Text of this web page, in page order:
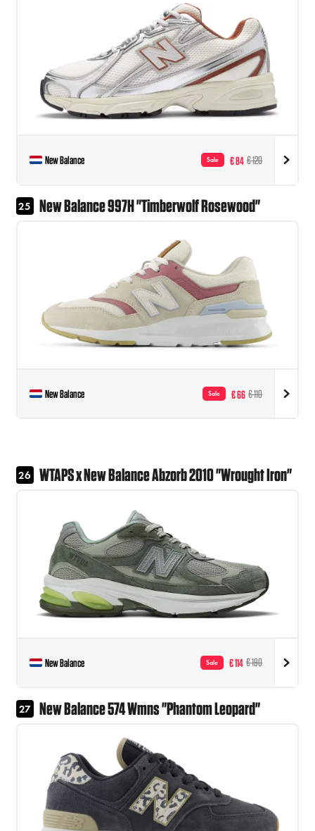
New Balance Sale € 84 € 120
25 New Balance 997H "Timberwolf Rosewood"
New Balance Sale € 66 € 110
26 WTAPS x New Balance Abzorb 2010 "Wrought Iron"
New Balance Sale € 114 € 190
27 New Balance 574 Wmns "Phantom Leopard"